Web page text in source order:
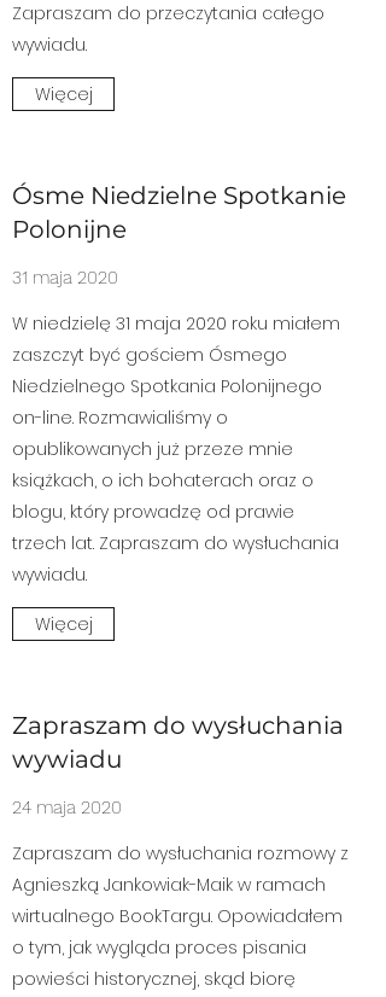
Zapraszam do przeczytania całego
wywiadu.
Więcej
Ósme Niedzielne Spotkanie
Polonijne
31 maja 2020
W niedzielę 31 maja 2020 roku miałem
zaszczyt być gościem Ósmego
Niedzielnego Spotkania Polonijnego
on-line. Rozmawialiśmy o
opublikowanych już przeze mnie
książkach, o ich bohaterach oraz o
blogu, który prowadzę od prawie
trzech lat. Zapraszam do wysłuchania
wywiadu.
Więcej
Zapraszam do wysłuchania
wywiadu
24 maja 2020
Zapraszam do wysłuchania rozmowy z
Agnieszką Jankowiak-Maik w ramach
wirtualnego BookTargu. Opowiadałem
o tym, jak wygląda proces pisania
powieści historycznej, skąd biorę